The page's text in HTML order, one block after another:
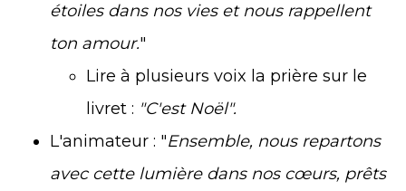
étoiles dans nos vies et nous rappellent
ton amour."
Lire à plusieurs voix la prière sur le
livret : "C'est Noël".
L'animateur : "Ensemble, nous repartons
avec cette lumière dans nos cœurs, prêts